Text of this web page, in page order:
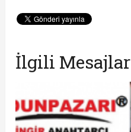
İlgili Mesajlar